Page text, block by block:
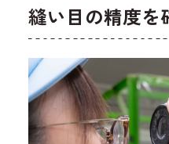
縫い目の精度を